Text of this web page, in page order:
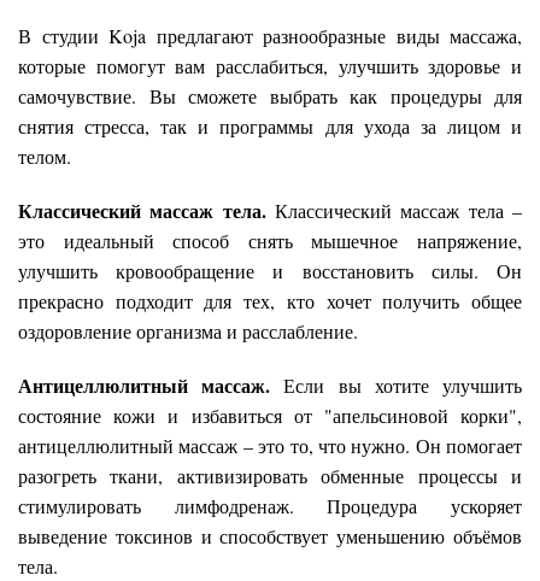
В студии Koja предлагают разнообразные виды массажа,
которые помогут вам расслабиться, улучшить здоровье и
самочувствие. Вы сможете выбрать как процедуры для
снятия стресса, так и программы для ухода за лицом и
телом.
Классический массаж тела. Классический массаж тела –
это идеальный способ снять мышечное напряжение,
улучшить кровообращение и восстановить силы. Он
прекрасно подходит для тех, кто хочет получить общее
оздоровление организма и расслабление.
Антицеллюлитный массаж.Если вы хотите улучшить
состояние кожи и избавиться от "апельсиновой корки",
антицеллюлитный массаж – это то, что нужно. Он помогает
разогреть ткани, активизировать обменные процессы и
стимулировать лимфодренаж. Процедура ускоряет
выведение токсинов и способствует уменьшению объёмов
тела.